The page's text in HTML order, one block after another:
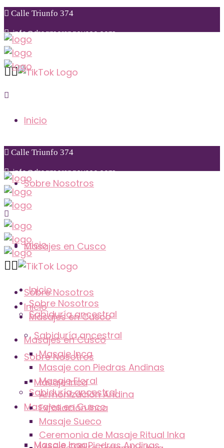
Calle Triunfo 374
info@dreamerspacusco.com
Sunday to Monday: 09:00 am – 10:00 pm
Inicio
Sobre Nosotros
Masajes en Cusco
Sabiduría ancestral
Masaje Inca
Masaje con Piedras Andinas
Calle Triunfo 374
info@dreamerspacusco.com
Calle
+51 974 855 771
Inicio
Sobre Nosotros
Masajes en Cusco
Sabiduría ancestral
Masaje Inca
Inicio
Sobre Nosotros
Masajes en Cusco
Inicio
Sobre Nosotros
Masajes en Cusco
Sabiduría ancestral
Masaje Inca
Masaje con Piedras Andinas
Masaje Floral
Armonización Andina
Exfoliación Inca
Masaje Sueco
Ceremonia de Masaje Ritual Inka